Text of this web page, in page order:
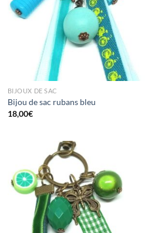
BIJOUX DE SAC
Bijou de sac rubans bleu
18,00€